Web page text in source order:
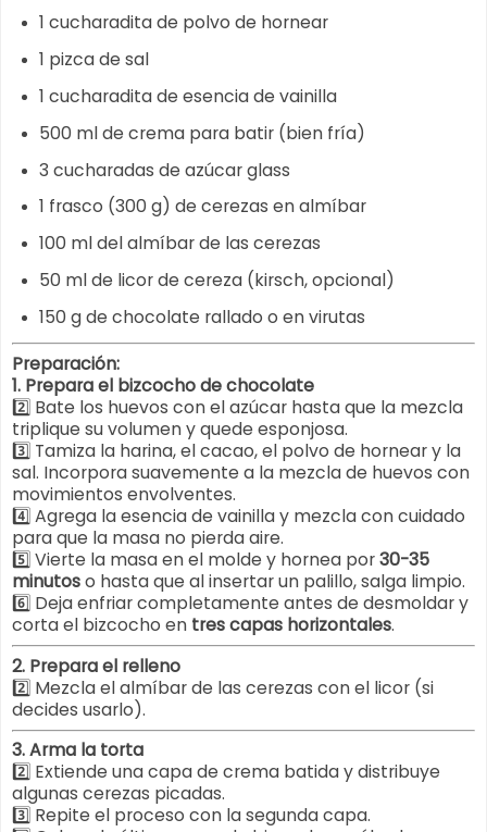
1 cucharadita de polvo de hornear
1 pizca de sal
1 cucharadita de esencia de vainilla
500 ml de crema para batir (bien fría)
3 cucharadas de azúcar glass
1 frasco (300 g) de cerezas en almíbar
100 ml del almíbar de las cerezas
50 ml de licor de cereza (kirsch, opcional)
150 g de chocolate rallado o en virutas
Preparación:
1. Prepara el bizcocho de chocolate
2️⃣ Bate los huevos con el azúcar hasta que la mezcla
triplique su volumen y quede esponjosa.
3️⃣ Tamiza la harina, el cacao, el polvo de hornear y la
sal. Incorpora suavemente a la mezcla de huevos con
movimientos envolventes.
4️⃣ Agrega la esencia de vainilla y mezcla con cuidado
para que la masa no pierda aire.
5️⃣ Vierte la masa en el molde y hornea por30-35
minutoso hasta que al insertar un palillo, salga limpio.
6️⃣ Deja enfriar completamente antes de desmoldar y
corta el bizcocho en tres capas horizontales.
2. Prepara el relleno
2️⃣ Mezcla el almíbar de las cerezas con el licor (si
decides usarlo).
3. Arma la torta
2️⃣ Extiende una capa de crema batida y distribuye
algunas cerezas picadas.
3️⃣ Repite el proceso con la segunda capa.